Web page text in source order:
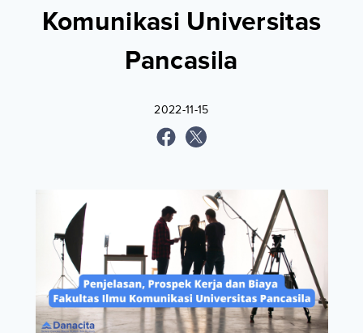
Komunikasi Universitas
Pancasila
2022-11-15